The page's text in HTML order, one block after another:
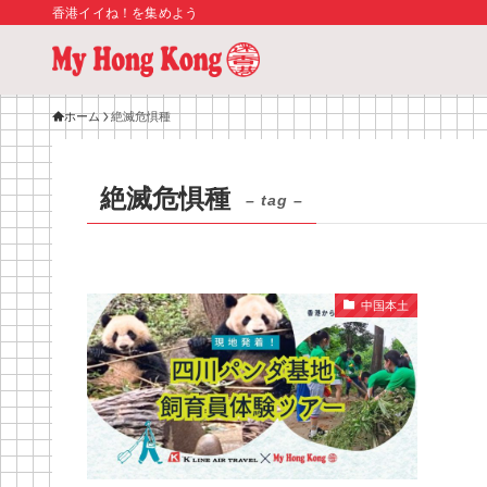
香港イイね！を集めよう
ホーム 絶滅危惧種
絶滅危惧種 – tag –
中国本土